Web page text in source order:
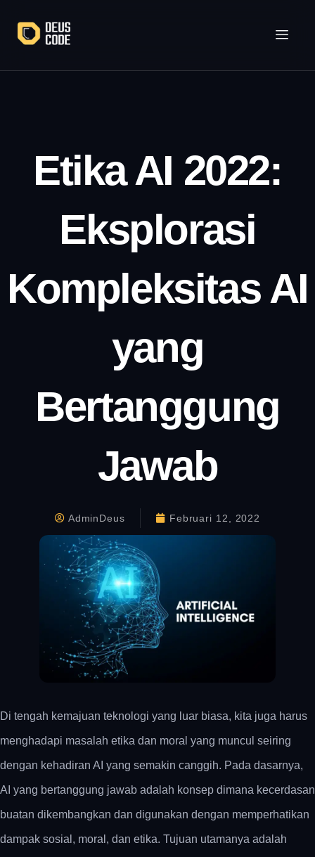
konten
Etika AI 2022:
Eksplorasi
Kompleksitas AI
yang
Bertanggung
Jawab
AdminDeus Februari 12, 2022
Di tengah kemajuan teknologi yang luar biasa, kita juga harus
menghadapi masalah etika dan moral yang muncul seiring
dengan kehadiran AI yang semakin canggih. Pada dasarnya,
AI yang bertanggung jawab adalah konsep dimana kecerdasan
buatan dikembangkan dan digunakan dengan memperhatikan
dampak sosial, moral, dan etika. Tujuan utamanya adalah